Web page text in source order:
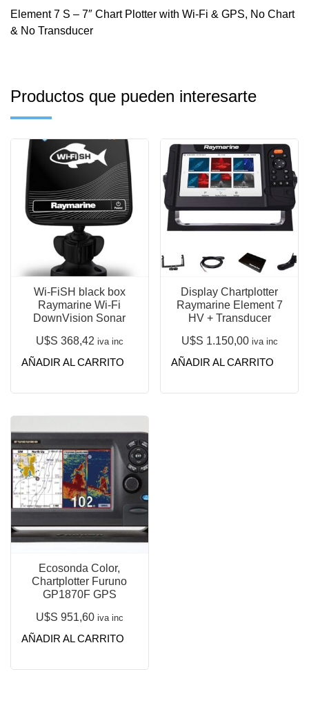
Element 7 S – 7″ Chart Plotter with Wi-Fi & GPS, No Chart
& No Transducer
Productos que pueden interesarte
Wi-FiSH black box
Raymarine Wi-Fi
DownVision Sonar
U$S 368,42 iva inc
AÑADIR AL CARRITO
Display Chartplotter
Raymarine Element 7
HV + Transducer
U$S 1.150,00 iva inc
AÑADIR AL CARRITO
Ecosonda Color,
Chartplotter Furuno
GP1870F GPS
U$S 951,60 iva inc
AÑADIR AL CARRITO